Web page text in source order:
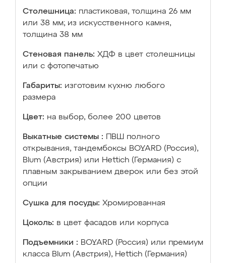
Столешница: пластиковая, толщина 26 мм
или 38 мм; из искусственного камня,
толщина 38 мм
Стеновая панель: ХДФ в цвет столешницы
или с фотопечатью
Габариты: изготовим кухню любого
размера
Цвет: на выбор, более 200 цветов
Выкатные системы :
ПВШ полного
открывания, тандембоксы BOYARD (Россия),
Blum (Австрия) или Hettich (Германия) с
плавным закрыванием дверок или без этой
опции
Сушка для посуды: Хромированная
Цоколь: в цвет фасадов или корпуса
Подъемники : BOYARD (Россия) или премиум
класса Blum (Австрия), Hettich (Германия)